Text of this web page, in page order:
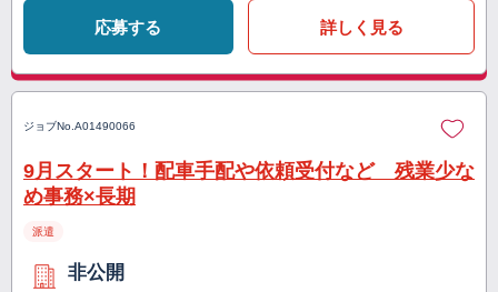
応募する 詳しく見る
ジョブNo. A01490066
9月スタート！配車手配や依頼受付など 残業少な
め事務×長期
派遣
非公開